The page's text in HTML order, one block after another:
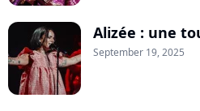
Alizée : une
September 19, 2025